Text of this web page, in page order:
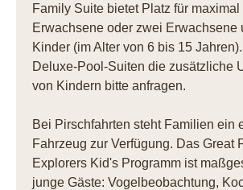
Family Suite bietet Platz für maximal
Erwachsene oder zwei Erwachsene
Kinder (im Alter von 6 bis 15
Deluxe-Pool-Suiten die zusätzliche
von Kindern bitte anfragen.
Bei Pirschfahrten steht Familien ein
Fahrzeug zur Verfügung. Das Great
Explorers Kid's Programm ist
junge Gäste: Vogelbeobachtung,